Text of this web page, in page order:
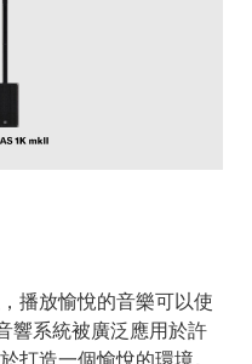
播放愉悅的音樂可以使
響系統被廣泛應用於許
打造一個愉悅的環境。